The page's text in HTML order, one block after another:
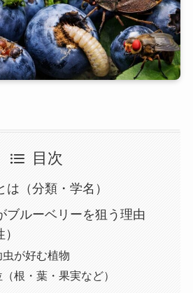
目次
は（分類・学名）
ブルーベリーを狙う理由
虫が好む植物
根・葉・果実など）